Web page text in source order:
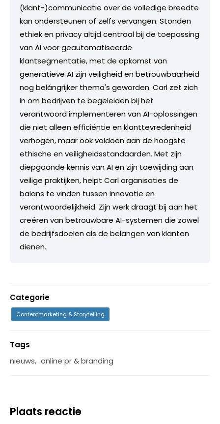
(klant-)communicatie over de volledige breedte
kan ondersteunen of zelfs vervangen. Stonden
ethiek en privacy altijd centraal bij de toepassing
van AI voor geautomatiseerde
klantsegmentatie, met de opkomst van
generatieve AI zijn veiligheid en betrouwbaarheid
nog belángrijker thema's geworden. Carl zet zich
in om bedrijven te begeleiden bij het
verantwoord implementeren van AI-oplossingen
die niet alleen efficiëntie en klanttevredenheid
verhogen, maar ook voldoen aan de hoogste
ethische en veiligheidsstandaarden. Met zijn
diepgaande kennis van AI en zijn toewijding aan
veilige praktijken, helpt Carl organisaties de
balans te vinden tussen innovatie en
verantwoordelijkheid. Zijn werk draagt bij aan het
creëren van betrouwbare AI-systemen die zowel
de bedrijfsdoelen als de belangen van klanten
dienen.
Categorie
Contentmarketing & Storytelling
Tags
nieuws, online pr & branding
Plaats reactie